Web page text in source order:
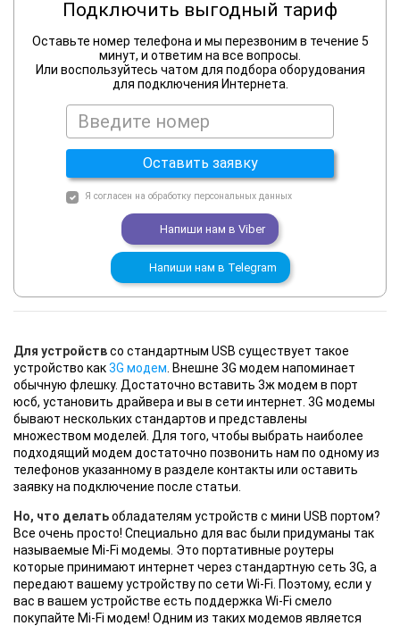
Подключить выгодный тариф
Оставьте номер телефона и мы перезвоним в течение 5
минут, и ответим на все вопросы.
Или воспользуйтесь чатом для подбора оборудования
для подключения Интернета.
Оставить заявку
Я согласен на обработку персональных данных
Напиши нам в Viber
Напиши нам в Telegram
Для устройствсо стандартным USB существует такое
устройство как3G модем . Внешне 3G модем напоминает
обычную флешку. Достаточно вставить 3ж модем в порт
юсб, установить драйвера и вы в сети интернет. 3G модемы
бывают нескольких стандартов и представлены
множеством моделей. Для того, чтобы выбрать наиболее
подходящий модем достаточно позвонить нам по одному из
телефонов указанному в разделе контакты или оставить
заявку на подключение после статьи.
Но, что делатьобладателям устройств с мини USB портом?
Все очень просто! Специально для вас были придуманы так
называемые Mi-Fi модемы. Это портативные роутеры
которые принимают интернет через стандартную сеть 3G, а
передают вашему устройству по сети Wi-Fi. Поэтому, если у
вас в вашем устройстве есть поддержка Wi-Fi смело
покупайте Mi-Fi модем! Одним из таких модемов является